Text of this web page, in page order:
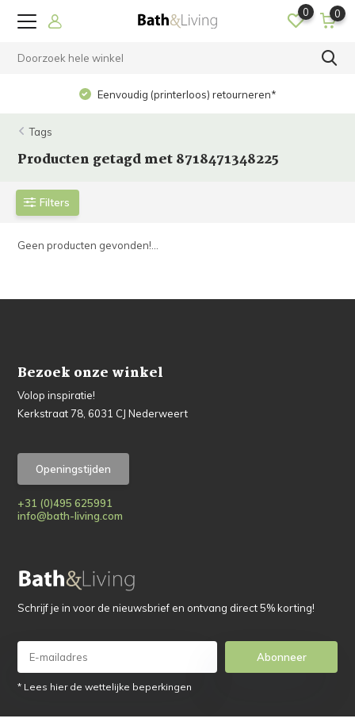
0 0
Eenvoudig (printerloos) retourneren*
Tags
Producten getagd met 8718471348225
Filters
Geen producten gevonden!...
Bezoek onze winkel
Volop inspiratie!
Kerkstraat 78, 6031 CJ Nederweert
Openingstijden
+31 (0)495 625991
info@bath-living.com
Schrijf je in voor de nieuwsbrief en ontvang direct 5% korting!
Abonneer
* Lees hier de wettelijke beperkingen